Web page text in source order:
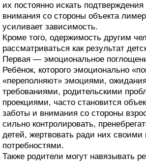
их постоянно искать
внимания со стороны объекта
усиливает зависимость.
Кроме того, одержимость другим
рассматриваться как результат
Первая — эмоциональное
Ребёнок, которого эмоционально
«переполняют» эмоциями,
требованиями, родительскими
проекциями, часто становится
заботы и внимания со стороны
сильно контролировать,
детей, жертвовать ради них своими
потребностями.
Также родители могут навязывать